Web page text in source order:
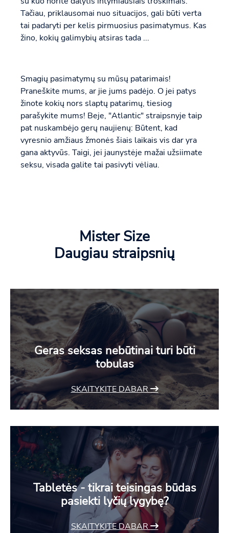
Tačiau, priklausomai nuo situacijos, gali būti verta
tai padaryti per kelis pirmuosius pasimatymus. Kas
žino, kokių galimybių atsiras tada ...
Smagių pasimatymų su mūsų patarimais!
Praneškite mums, ar jie jums padėjo. O jei patys
žinote kokių nors slaptų patarimų, tiesiog
parašykite mums! Beje, "Atlantic" straipsnyje taip
pat nuskambėjo gerų naujienų: Būtent, kad
vyresnio amžiaus žmonės šiais laikais vis dar yra
gana aktyvūs. Taigi, jei jaunystėje mažai užsiimate
seksu, visada galite tai pasivyti vėliau.
Mister Size
Daugiau straipsnių
Geras seksas nebūtinai turi būti
tobulas
SKAITYKITE DABAR
Tabletės - tikrai teisingas būdas
pasiekti lyčių lygybę?
SKAITYKITE DABAR